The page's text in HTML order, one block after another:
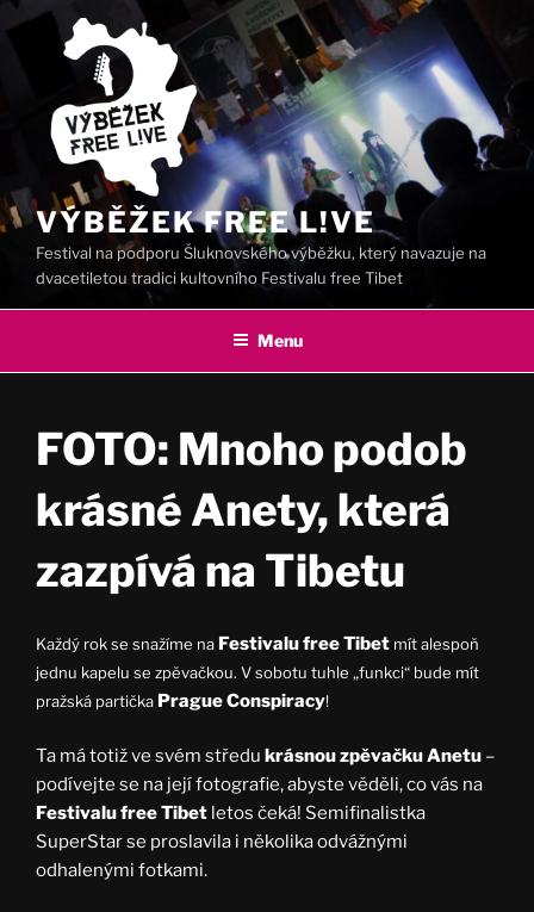
Přejít
VÝBĚŽEK FREE L!VE
Festival na podporu Šluknovského výběžku, který navazuje na
dvacetiletou tradici kultovního Festivalu free Tibet
Menu
FOTO: Mnoho podob
krásné Anety, která
zazpívá na Tibetu
Každý rok se snažíme na Festivalu free Tibet mít alespoň
jednu kapelu se zpěvačkou. V sobotu tuhle „funkci“ bude mít
pražská partička Prague Conspiracy!
Ta má totiž ve svém středu krásnou zpěvačku Anetu –
podívejte se na její fotografie, abyste věděli, co vás na
Festivalu free Tibet letos čeká! Semifinalistka
SuperStar se proslavila i několika odvážnými
odhalenými fotkami.